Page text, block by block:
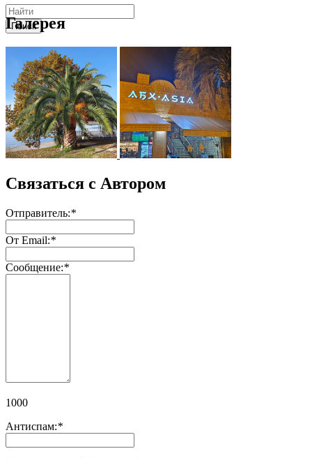
Поиск
Галерея
Связаться с Автором
Отправитель:*
От Email:*
Сообщение:*
1000
Антиспам:*